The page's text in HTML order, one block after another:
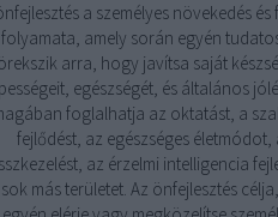
a személyes növekedés és
folyamata, amely során egyén
arra, hogy javítsa saját
egészségét, és általános
foglalhatja az oktatást, a
fejlődést, az egészséges életmódot,
az érzelmi intelligencia
sok más területet. Az önfejlesztés